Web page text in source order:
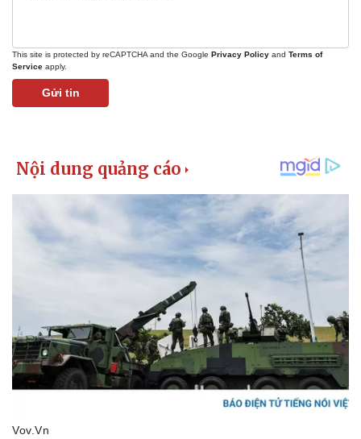
This site is protected by reCAPTCHA and the Google Privacy Policy and Terms of
Service apply.
Gửi tin